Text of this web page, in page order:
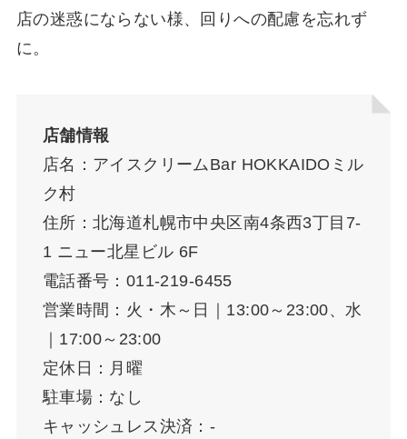
店の迷惑にならない様、回りへの配慮を忘れず
に。
店舗情報
店名：アイスクリームBar HOKKAIDOミル
ク村
住所：北海道札幌市中央区南4条西3丁目7-
1 ニュー北星ビル 6F
電話番号：011-219-6455
営業時間：火・木～日｜13:00～23:00、水
｜17:00～23:00
定休日：月曜
駐車場：なし
キャッシュレス決済：-